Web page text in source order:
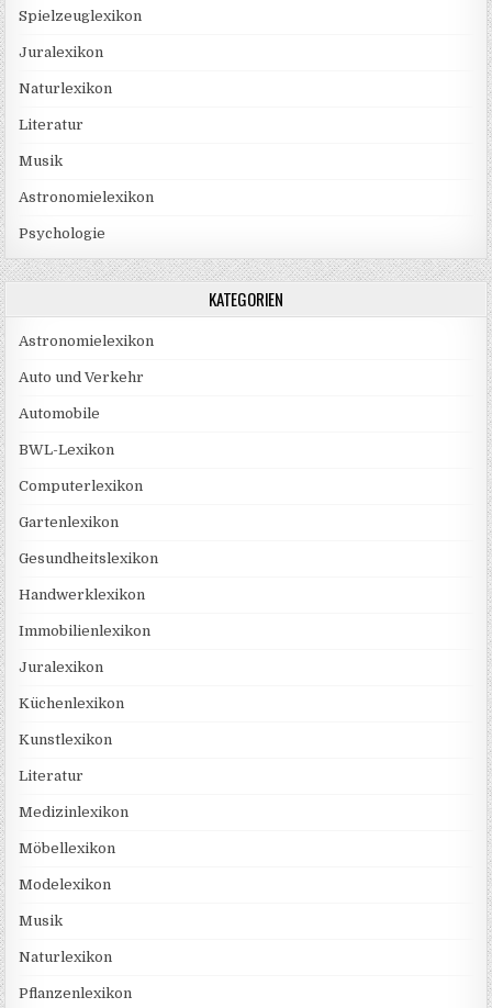
Spielzeuglexikon
Juralexikon
Naturlexikon
Literatur
Musik
Astronomielexikon
Psychologie
KATEGORIEN
Astronomielexikon
Auto und Verkehr
Automobile
BWL-Lexikon
Computerlexikon
Gartenlexikon
Gesundheitslexikon
Handwerklexikon
Immobilienlexikon
Juralexikon
Küchenlexikon
Kunstlexikon
Literatur
Medizinlexikon
Möbellexikon
Modelexikon
Musik
Naturlexikon
Pflanzenlexikon